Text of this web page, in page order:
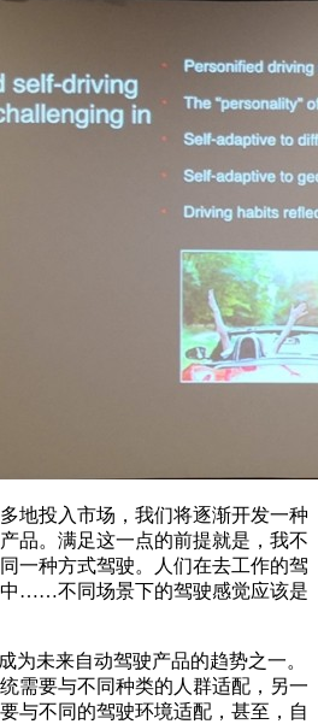
投入市场，我们将逐渐开发一种
品。满足这一点的前提就是，我不
一种方式驾驶。人们在去工作的驾
……不同场景下的驾驶感觉应该是
未来自动驾驶产品的趋势之一。
需要与不同种类的人群适配，另一
与不同的驾驶环境适配，甚至，自